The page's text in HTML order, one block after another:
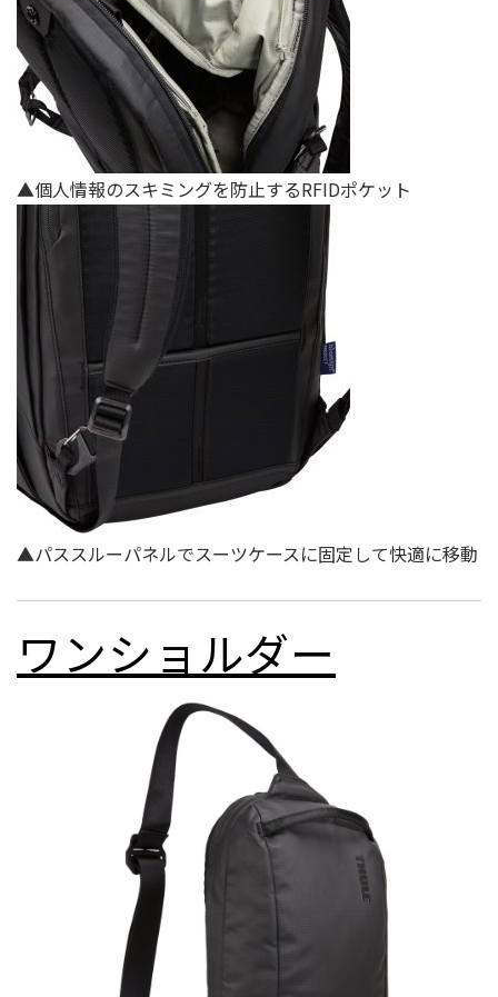
▲個人情報のスキミングを防⽌するRFIDポケット
▲パススルーパネルでスーツケースに固定して快適に移動
ワンショルダー